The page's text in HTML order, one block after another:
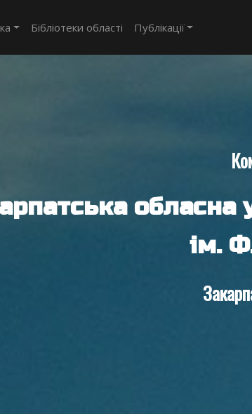
Бібліотеки області Публікації
обласна
ім.